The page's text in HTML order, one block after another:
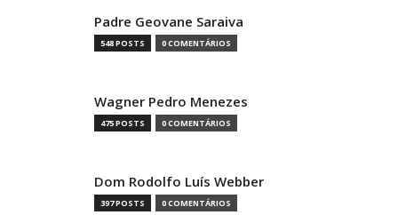
Padre Geovane Saraiva
548 POSTS 0 COMENTÁRIOS
Wagner Pedro Menezes
475 POSTS 0 COMENTÁRIOS
Dom Rodolfo Luís Webber
397 POSTS 0 COMENTÁRIOS